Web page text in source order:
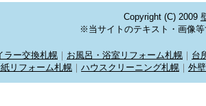
Copyright (C) 2009
※当サイトのテキスト・画像
ラー交換札幌 ｜ お風呂・浴室リフォーム札幌 ｜ 台
リフォーム札幌 ｜ ハウスクリーニング札幌 ｜ 外